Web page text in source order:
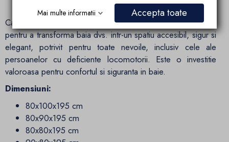
Cabina de dus "Medea" reprezinta o solutie completa
pentru a transforma baia dvs. intr-un spatiu accesibil, sigur si
elegant, potrivit pentru toate nevoile, inclusiv cele ale
persoanelor cu deficiente locomotorii. Este o investitie
valoroasa pentru confortul si siguranta in baie.
Dimensiuni:
80x100x195 cm
80x90x195 cm
80x80x195 cm
Mai multe informatii Accepta toate